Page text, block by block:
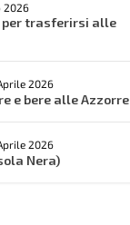
2026
per trasferirsi alle
2026
e bere alle Azzorre
2026
Nera)